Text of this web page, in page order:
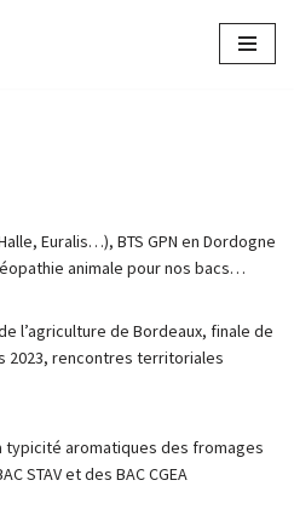
Euralis…), BTS GPN en Dordogne
animale pour nos bacs…
l’agriculture de Bordeaux, finale de
2023, rencontres territoriales
typicité aromatiques des fromages
STAV et des BAC CGEA